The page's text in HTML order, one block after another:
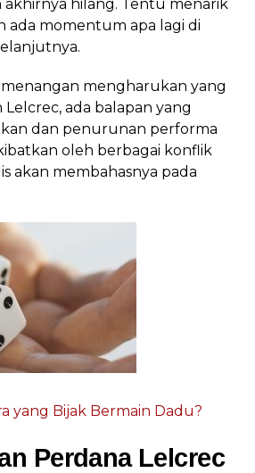
akhirnya hilang. Tentu menarik
ada momentum apa lagi di
mengharukan yang
ada balapan yang
dan penurunan performa
oleh berbagai konflik
akan membahasnya pada
yang Bijak Bermain Dadu?
Perdana Lelcrec